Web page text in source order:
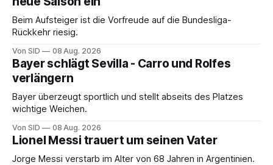
Beim Aufsteiger ist die Vorfreude auf die Bundesliga-
Rückkehr riesig.
Von SID 08 Aug. 2026
Bayer schlägt Sevilla - Carro und Rolfes
verlängern
Bayer überzeugt sportlich und stellt abseits des Platzes
wichtige Weichen.
Von SID 08 Aug. 2026
Lionel Messi trauert um seinen Vater
Jorge Messi verstarb im Alter von 68 Jahren in Argentinien.